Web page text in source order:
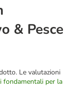
& Pesce
Le valutazioni
fondamentali per la